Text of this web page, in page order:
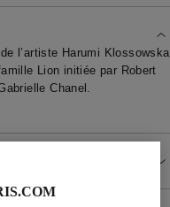
l’artiste Harumi Klossowska
Lion initiée par Robert
Chanel.